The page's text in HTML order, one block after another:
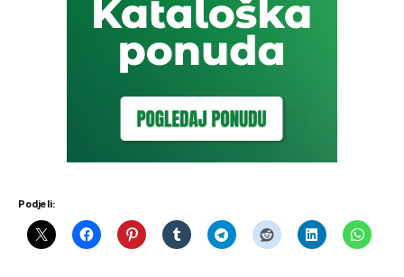
Podjeli: